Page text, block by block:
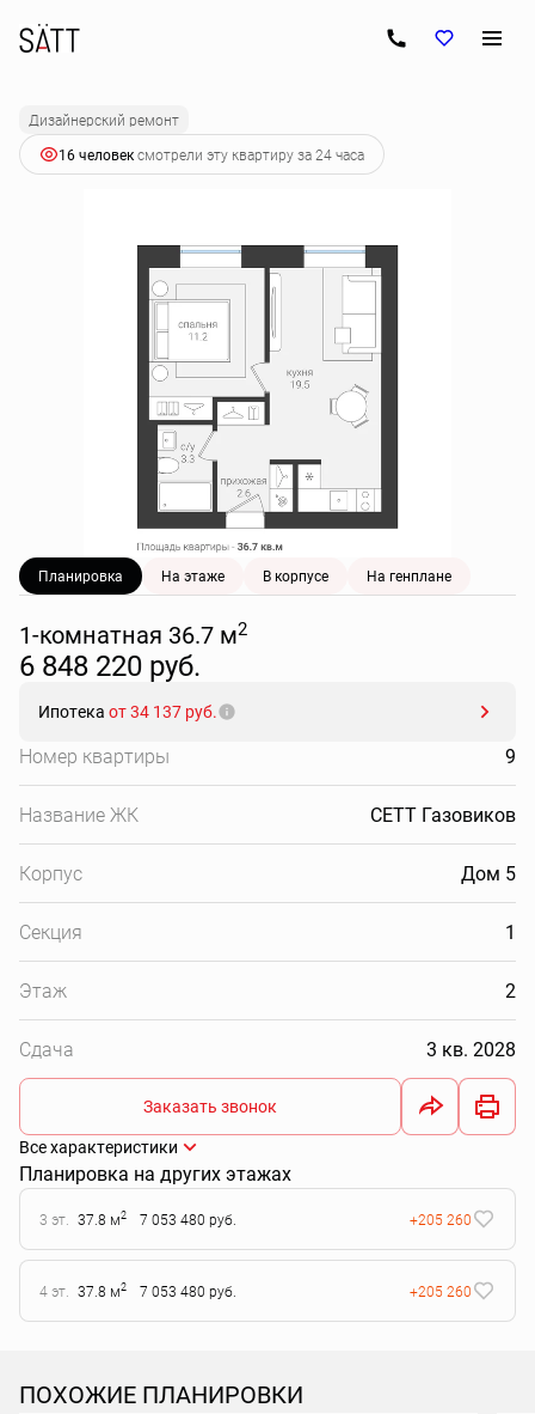
1-комнатная 6 848 220 руб.
Ипотека
Дизайнерский ремонт
16 человексмотрели эту квартиру за 24 часа
Планировка На этаже В корпусе На генплане
1-комнатная 36.7 м2
6 848 220 руб.
Ипотека от 34 137 руб.
Номер квартиры 9
Название ЖК СЕТТ Газовиков
Корпус Дом 5
Секция 1
Этаж 2
Сдача 3 кв. 2028
Заказать звонок
Все характеристики
Планировка на других этажах
3 эт. 37.8 м2 7 053 480 руб. +205 260
4 эт. 37.8 м2 7 053 480 руб. +205 260
ПОХОЖИЕ ПЛАНИРОВКИ